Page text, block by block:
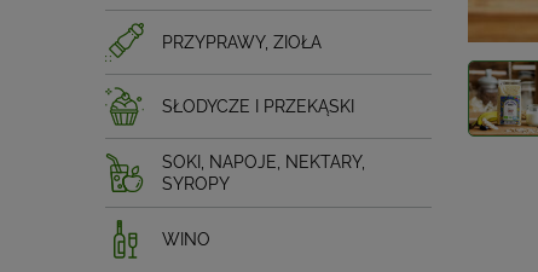
PRZYPRAWY, ZIOŁA
SŁODYCZE I PRZEKĄSKI
SOKI, NAPOJE, NEKTARY,
SYROPY
WINO